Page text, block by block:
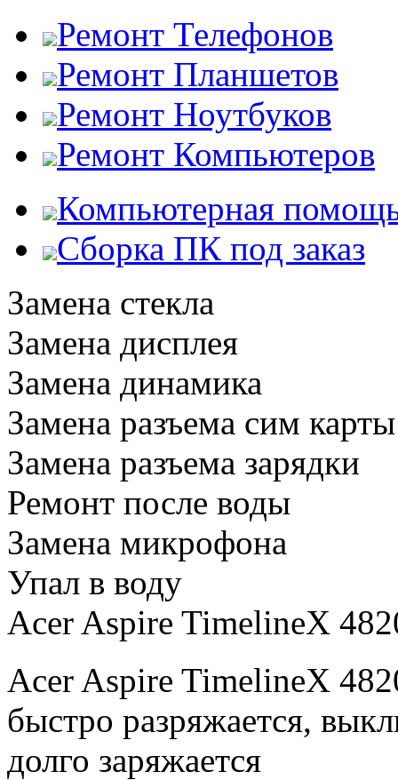
Ремонт Телефонов
Ремонт Планшетов
Ремонт Ноутбуков
Ремонт Компьютеров
Компьютерная
Сборка ПК под заказ
Замена стекла
Замена дисплея
Замена динамика
Замена разъема сим карты
Замена разъема зарядки
Ремонт после воды
Замена микрофона
Упал в воду
Acer Aspire TimelineX
Acer Aspire TimelineX
быстро разряжается,
долго заряжается